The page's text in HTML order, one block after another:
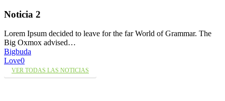
Noticia 2
Lorem Ipsum decided to leave for the far World of Grammar. The
Big Oxmox advised…
Bigbuda
Love0
VER TODAS LAS NOTICIAS